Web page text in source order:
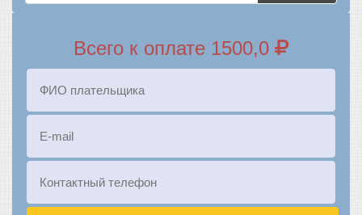
Всего к оплате 1500,0